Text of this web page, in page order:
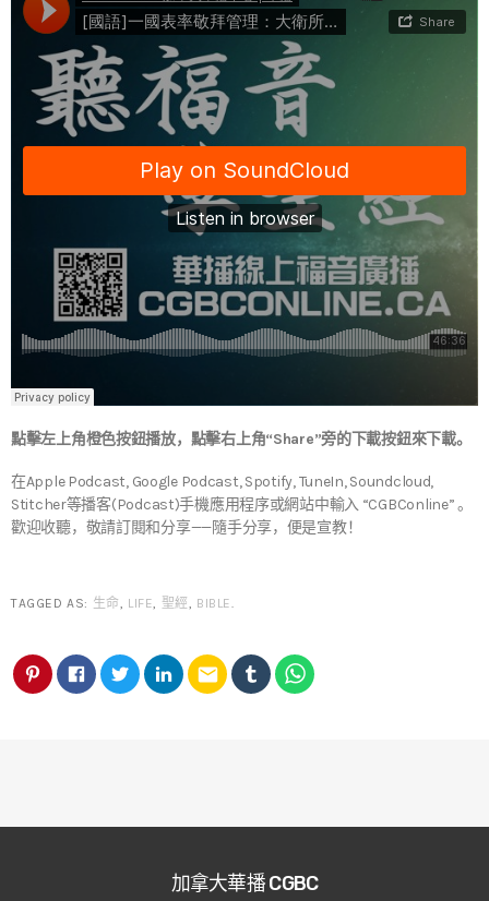
點擊左上角橙色按鈕播放，點擊右上角“Share”旁的下載按鈕來下載。
在Apple Podcast, Google Podcast, Spotify, TuneIn, Soundcloud,
Stitcher等播客(Podcast)手機應用程序或網站中輸入 “CGBConline” 。
歡迎收聽，敬請訂閱和分享——隨手分享，便是宣教！
TAGGED AS: 生命, LIFE, 聖經, BIBLE.
email
加拿大華播 CGBC